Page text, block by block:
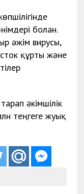
болған.
әжім вирусы,
құрты және
әкімшілік
теңгеге жуық